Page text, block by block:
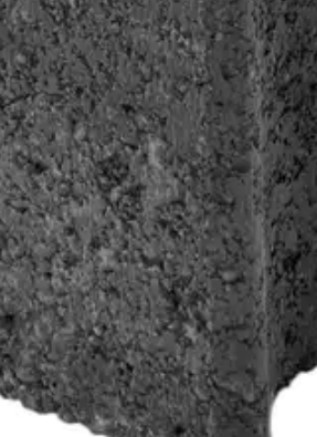
Päätynivelen ansiosta myös kaaret voi